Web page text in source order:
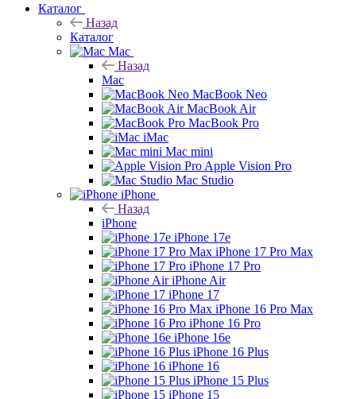
Каталог
Назад
Каталог
Mac
Назад
Mac
MacBook Neo
MacBook Air
MacBook Pro
iMac
Mac mini
Apple Vision Pro
Mac Studio
iPhone
Назад
iPhone
iPhone 17e
iPhone 17 Pro Max
iPhone 17 Pro
iPhone Air
iPhone 17
iPhone 16 Pro Max
iPhone 16 Pro
iPhone 16e
iPhone 16 Plus
iPhone 16
iPhone 15 Plus
iPhone 15